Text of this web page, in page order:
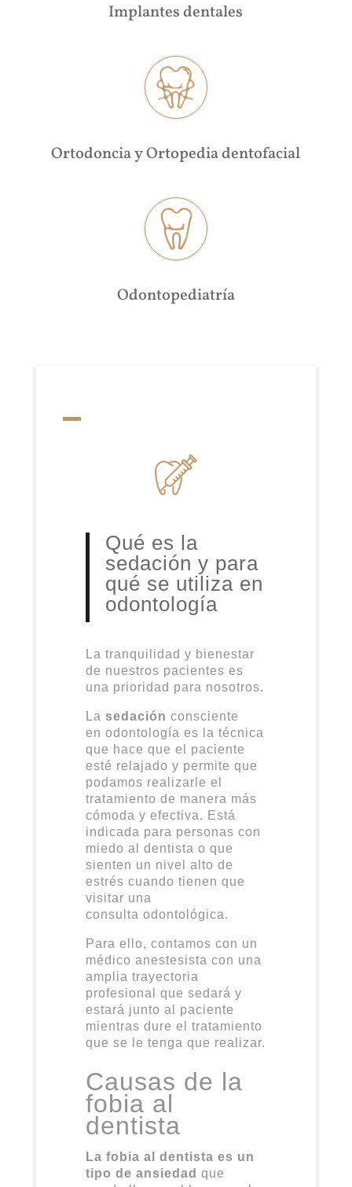
Implantes dentales
Ortodoncia y Ortopedia dentofacial
Odontopediatría
Qué es la
sedación y para
qué se utiliza en
odontología
La tranquilidad y bienestar
de nuestros pacientes es
una prioridad para nosotros.
La sedación consciente
en odontología es la técnica
que hace que el paciente
esté relajado y permite que
podamos realizarle el
tratamiento de manera más
cómoda y efectiva. Está
indicada para personas con
miedo al dentista o que
sienten un nivel alto de
estrés cuando tienen que
visitar una
consulta odontológica.
Para ello, contamos con un
médico anestesista con una
amplia trayectoria
profesional que sedará y
estará junto al paciente
mientras dure el tratamiento
que se le tenga que realizar.
Causas de la
fobia al
dentista
La fobia al dentista es un
tipo de ansiedad que